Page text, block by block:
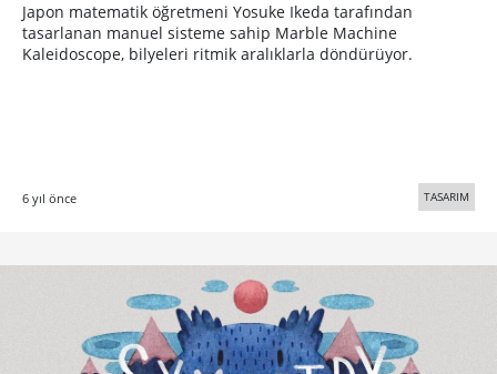
Japon matematik öğretmeni Yosuke Ikeda tarafından
tasarlanan manuel sisteme sahip Marble Machine
Kaleidoscope, bilyeleri ritmik aralıklarla döndürüyor.
6 yıl önce TASARIM